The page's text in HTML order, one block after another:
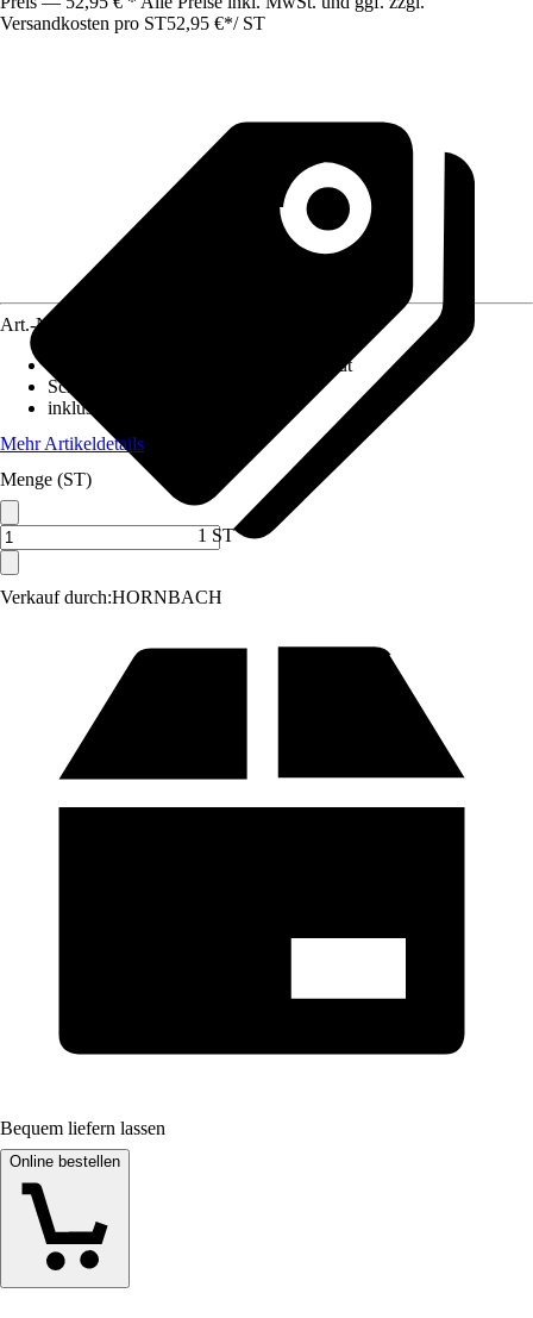
Versandkosten pro ST52,95 €*/ ST
Verkauf durch:HORNBACH
Art.-Nr.
LED fest verbaut
Schutzart
inklusive Leuchtmittel
Mehr Artikeldetails
Menge (ST)
1 ST
Bequem liefern lassen
Online bestellen